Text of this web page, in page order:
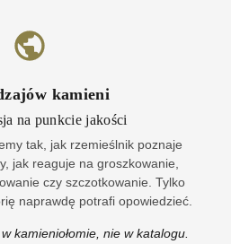
kamieni
na punkcie jakości
tak, jak rzemieślnik poznaje
jak reaguje na groszkowanie,
czy szczotkowanie. Tylko
naprawdę potrafi opowiedzieć.
kamieniołomie, nie w katalogu.